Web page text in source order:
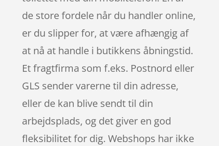
de store fordele når du handler online,
er du slipper for, at være afhængig af
at nå at handle i butikkens åbningstid.
Et fragtfirma som f.eks. Postnord eller
GLS sender varerne til din adresse,
eller de kan blive sendt til din
arbejdsplads, og det giver en god
fleksibilitet for dig. Webshops har ikke